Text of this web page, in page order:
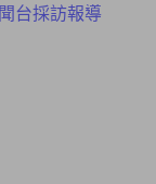
台採訪報導